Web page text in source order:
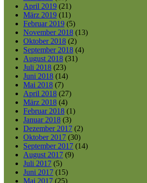
April 2019 (21)
März 2019 (11)
Februar 2019 (5)
November 2018 (13)
Oktober 2018 (2)
September 2018 (4)
August 2018 (31)
Juli 2018 (23)
Juni 2018 (14)
Mai 2018 (7)
April 2018 (27)
März 2018 (4)
Februar 2018 (1)
Januar 2018 (3)
Dezember 2017 (2)
Oktober 2017 (30)
September 2017 (14)
August 2017 (9)
Juli 2017 (5)
Juni 2017 (15)
Mai 2017 (25)